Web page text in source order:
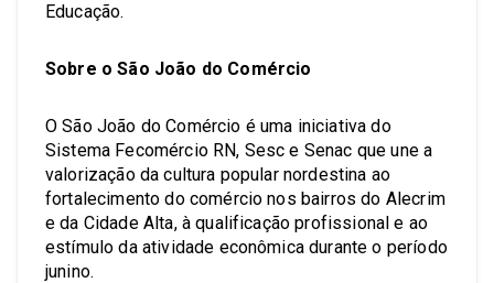
Educação.
Sobre o São João do Comércio
O São João do Comércio é uma iniciativa do
Sistema Fecomércio RN, Sesc e Senac que une a
valorização da cultura popular nordestina ao
fortalecimento do comércio nos bairros do Alecrim
e da Cidade Alta, à qualificação profissional e ao
estímulo da atividade econômica durante o período
junino.